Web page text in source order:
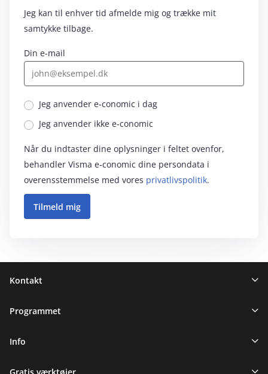
Jeg kan til enhver tid afmelde mig og trække mit
samtykke tilbage.
Din e-mail
Jeg anvender e‑conomic i dag
Jeg anvender ikke e‑conomic
Når du indtaster dine oplysninger i feltet ovenfor,
behandler Visma e‑conomic dine persondata i
overensstemmelse med vores privatlivspolitik.
Sidefod
Kontakt
Programmet
Info